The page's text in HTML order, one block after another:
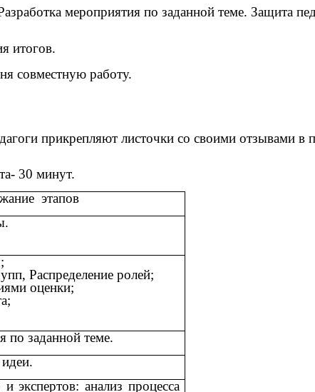
мероприятия по заданной теме. Защита
итогов.
совместную работу.
прикрепляют листочки со своими
30 минут.
этапов
Распределение ролей;
оценки;
по заданной теме.
экспертов: анализ процесса